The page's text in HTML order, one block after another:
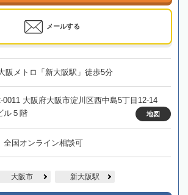
メールする
阪メトロ「新大阪駅」徒歩5分
0011 大阪府大阪市淀川区西中島5丁目12-14
ル５階
地図
全国オンライン相談可
大阪市 新大阪駅